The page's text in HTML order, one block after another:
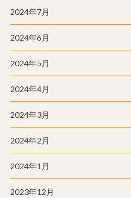
2024年7月
2024年6月
2024年5月
2024年4月
2024年3月
2024年2月
2024年1月
2023年12月